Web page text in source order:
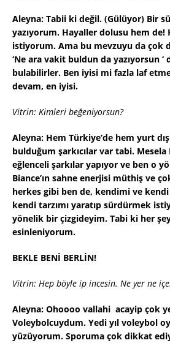
Aleyna: Tabii ki değil. (Gülüyor) Bir
yazıyorum. Hayaller dolusu hem de!
istiyorum. Ama bu mevzuyu da çok
‘Ne ara vakit buldun da yazıyorsun
bulabilirler. Ben iyisi mi fazla laf
devam, en iyisi.
Vitrin: Kimleri beğeniyorsun?
Aleyna: Hem Türkiye’de hem yurt
bulduğum şarkıcılar var tabi.
eğlenceli şarkılar yapıyor ve ben o
Biance’ın sahne enerjisi müthiş ve
herkes gibi ben de, kendimi ve
kendi tarzımı yaratıp sürdürmek
yönelik bir çizgideyim. Tabi ki her
esinleniyorum.
BEKLE BENİ BERLİN!
Vitrin: Hep böyle ip incesin. Ne yer ne
Aleyna: Ohoooo vallahi acayip çok
Voleybolcuydum. Yedi yıl voleybol
yüzüyorum. Sporuma çok dikkat